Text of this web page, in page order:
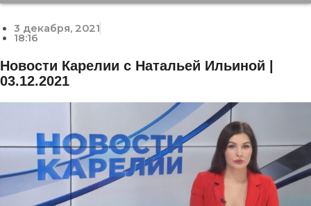
3 декабря, 2021
18:16
Новости Карелии с Натальей Ильиной |
03.12.2021